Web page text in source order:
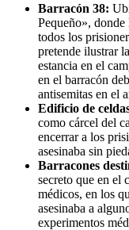
Barracón 38:
Pequeño», donde
todos los
pretende ilustrar
estancia en el
en el barracón
antisemitas en el
Edificio de
como cárcel del
encerrar a los
asesinaba sin
Barracones
secreto que en el
médicos, en los
asesinaba a
experimentos